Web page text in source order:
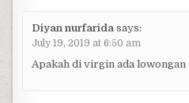
Diyan nurfarida says:
July 19, 2019 at 6:50 am
Apakah di virgin ada lowongan